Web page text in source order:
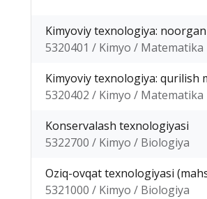
Kimyoviy texnologiya:
5320401 / Kimyo / Matematika
Kimyoviy texnologiya: qurilish
5320402 / Kimyo / Matematika
Konservalash texnologiyasi
5322700 / Kimyo / Biologiya
Oziq-ovqat texnologiyasi
5321000 / Kimyo / Biologiya